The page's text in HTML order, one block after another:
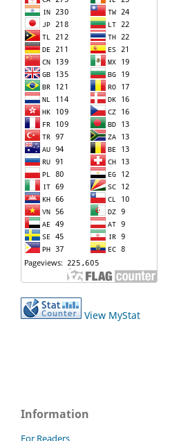
View MyStat
Information
For Readers